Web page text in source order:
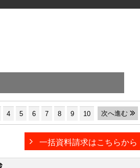
4 5 6 7 8 9 10 次へ進む
一括資料請求はこちらから